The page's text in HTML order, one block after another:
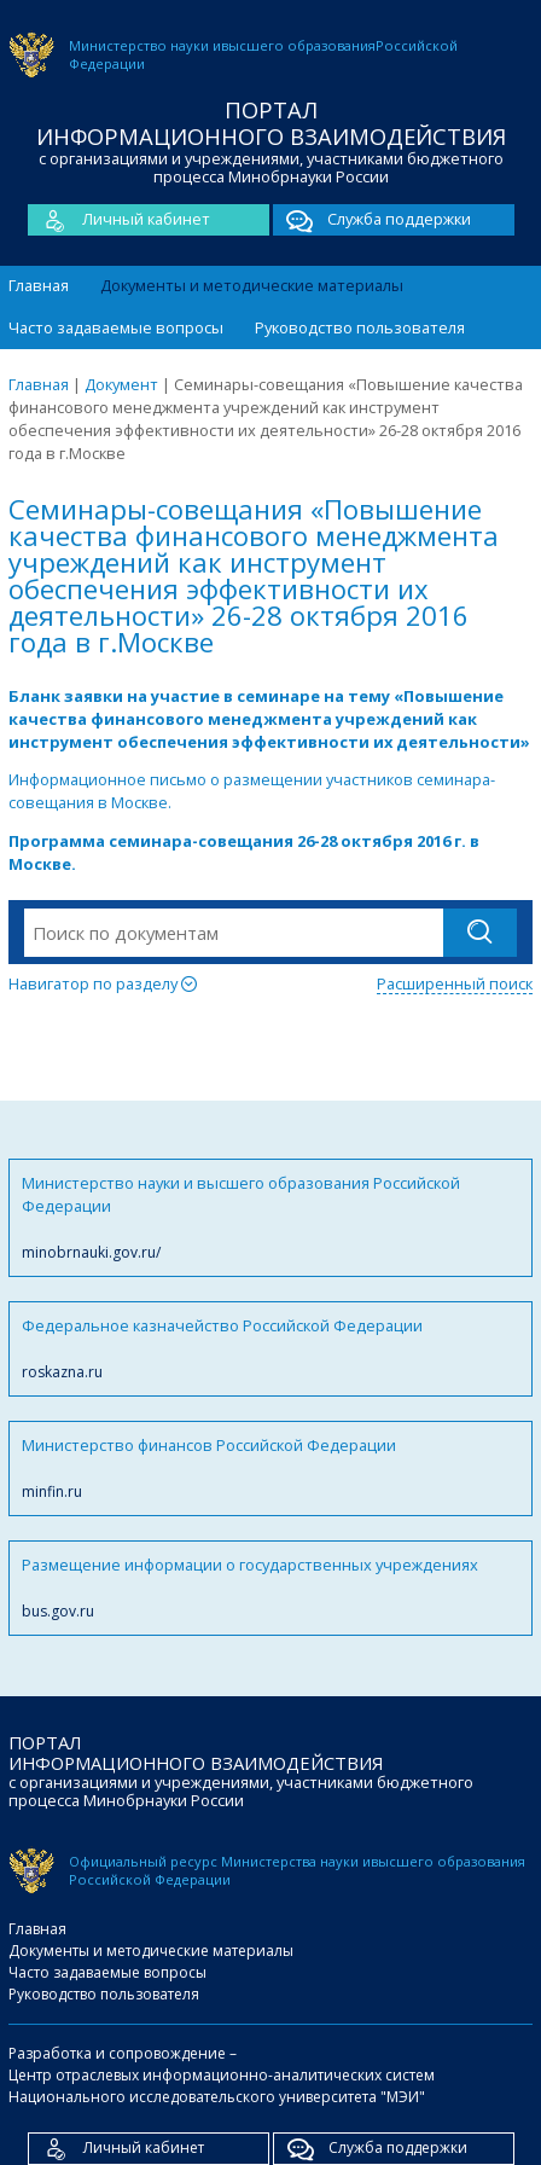
Министерство науки ивысшего образованияРоссийской
Федерации
ПОРТАЛ
ИНФОРМАЦИОННОГО ВЗАИМОДЕЙСТВИЯ
с организациями и учреждениями, участниками бюджетного
процесса Минобрнауки России
Личный кабинет
Служба поддержки
Главная
Документы и методические материалы
Часто задаваемые вопросы
Руководство пользователя
Главная | Документ | Семинары-совещания «Повышение качества
финансового менеджмента учреждений как инструмент
обеспечения эффективности их деятельности» 26-28 октября 2016
года в г.Москве
Семинары-совещания «Повышение
качества финансового менеджмента
учреждений как инструмент
обеспечения эффективности их
деятельности» 26-28 октября 2016
года в г.Москве
Бланк заявки на участие в семинаре на тему «Повышение
качества финансового менеджмента учреждений как
инструмент обеспечения эффективности их деятельности»
Информационное письмо о размещении участников семинара-
совещания в Москве.
Программа семинара-совещания 26-28 октября 2016 г. в
Москве.
Навигатор по разделу Расширенный поиск
Министерство науки и высшего образования Российской
Федерации
minobrnauki.gov.ru/
Федеральное казначейство Российской Федерации
roskazna.ru
Министерство финансов Российской Федерации
minfin.ru
Размещение информации о государственных учреждениях
bus.gov.ru
ПОРТАЛ
ИНФОРМАЦИОННОГО ВЗАИМОДЕЙСТВИЯ
с организациями и учреждениями, участниками бюджетного
процесса Минобрнауки России
Официальный ресурс Министерства науки ивысшего образования
Российской Федерации
Главная
Документы и методические материалы
Часто задаваемые вопросы
Руководство пользователя
Разработка и сопровождение –
Центр отраслевых информационно-аналитических систем
Национального исследовательского университета "МЭИ"
Личный кабинет Служба поддержки